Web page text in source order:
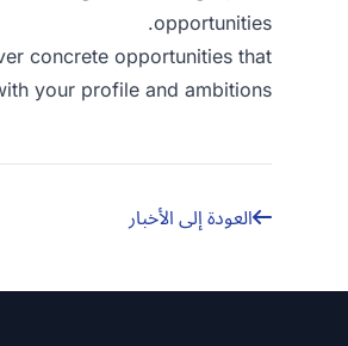
opportunities.
concrete opportunities that
your profile and ambitions.
العودة إلى الأخبار